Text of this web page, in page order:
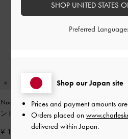
Noane ノアン イーロンゲイティドハ
ンドルショルダーバッグ -ワインベリ
¥ 13,900
ブ
Shop our Japan site
Prices and payment amounts
Orders placed on
delivered within Japan.
SHOP UNITED STATES
Preferred Language: